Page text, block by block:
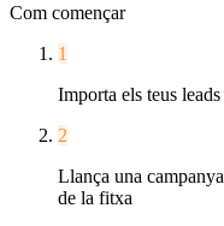
Com començar
1
Importa els teus
2
Llança una
de la fitxa